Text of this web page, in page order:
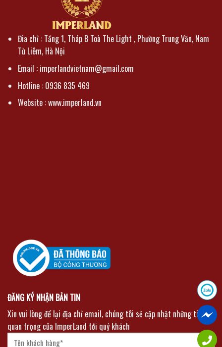
Đia chỉ : Tầng 1, Tháp B Toà The Light , Phường Trung Văn, Nam
Từ Liêm, Hà Nội
Email : imperlandvietnam@gmail.com
Hotline : 0936 835 469
Website : www.imperland.vn
ĐĂNG KÝ NHẬN BẢN TIN
Xin vui lòng để lại địa chỉ email, chúng tôi sẽ cập nhật những tin tức
quan trọng của ImperLand tới quý khách